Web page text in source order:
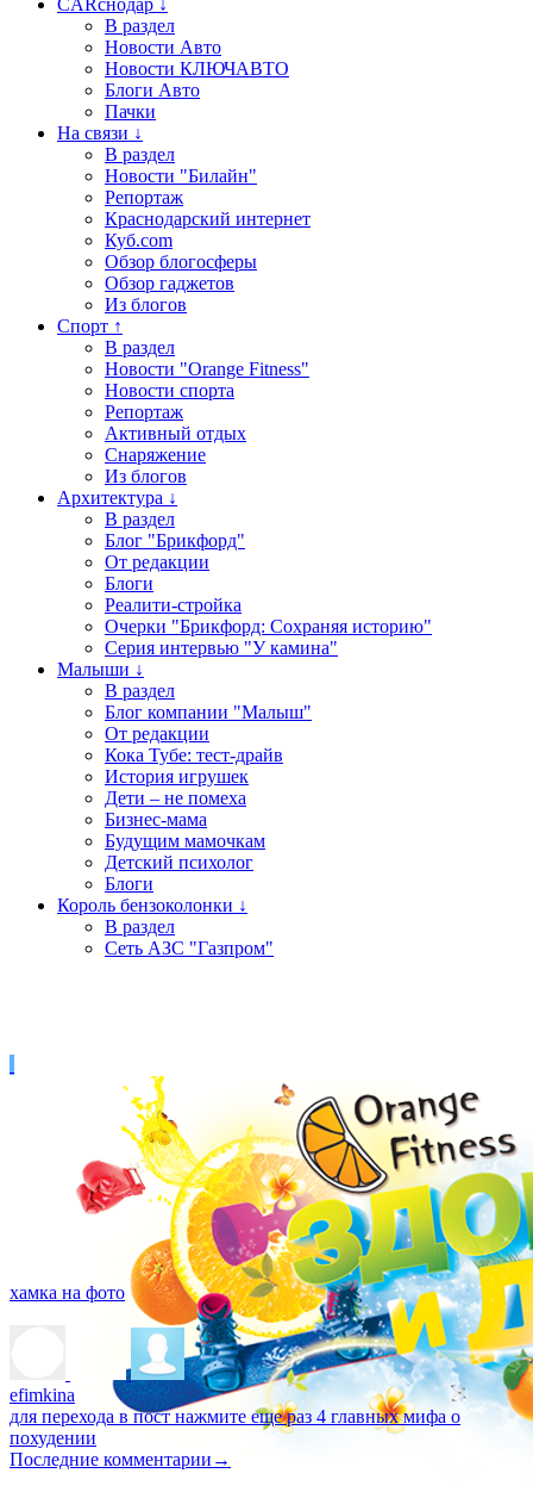
CARснодар ↓
В раздел
Новости Авто
Новости КЛЮЧАВТО
Блоги Авто
Пачки
На связи ↓
В раздел
Новости "Билайн"
Репортаж
Краснодарский интернет
Куб.com
Обзор блогосферы
Обзор гаджетов
Из блогов
Спорт ↑
В раздел
Новости "Orange Fitness"
Новости спорта
Репортаж
Активный отдых
Снаряжение
Из блогов
Архитектура ↓
В раздел
Блог "Брикфорд"
От редакции
Блоги
Реалити-стройка
Очерки "Брикфорд: Сохраняя историю"
Серия интервью "У камина"
Малыши ↓
В раздел
Блог компании "Малыш"
От редакции
Кока Тубе: тест-драйв
История игрушек
Дети – не помеха
Бизнес-мама
Будущим мамочкам
Детский психолог
Блоги
Король бензоколонки ↓
В раздел
Сеть АЗС "Газпром"
хамка на фото
efimkina
для перехода в пост нажмите еще раз 4 главных мифа о
похудении
Последние комментарии →